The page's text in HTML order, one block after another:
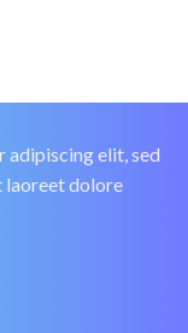
adipiscing elit, sed
laoreet dolore